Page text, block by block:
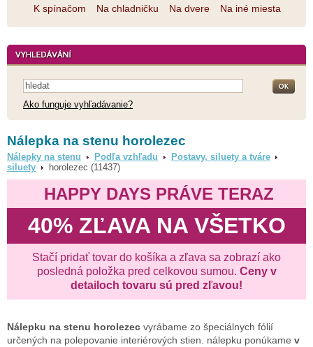
K spínačom
Na chladničku Na dvere Na iné miesta
Ako funguje vyhľadávanie?
Nálepka na stenu horolezec
Nálepky na stenu Podľa vzhľadu
Postavy, siluety a tváre
siluety
horolezec (11437)
HAPPY DAYS PRÁVE TERAZ
40% ZĽAVA NA VŠETKO
Stačí pridať tovar do košíka a zľava sa zobrazí ako
posledná položka pred celkovou sumou. Ceny v
detailoch tovaru sú pred zľavou!
Nálepku na stenu horolezec vyrábame zo špeciálnych fólií
určených na polepovanie interiérových stien. nálepku ponúkame v